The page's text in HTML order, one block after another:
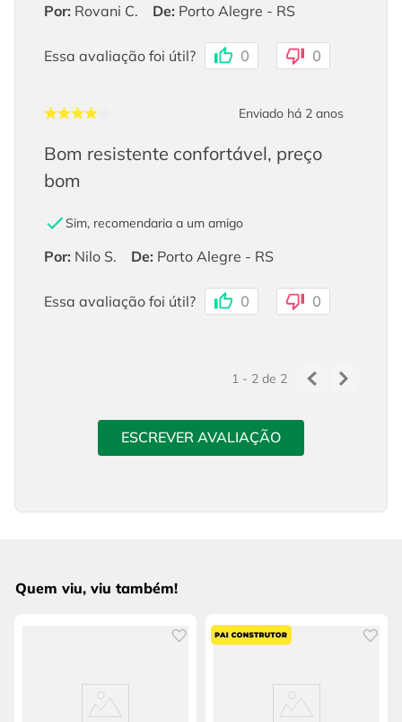
Por: Rovani C. De: Porto Alegre - RS
Essa avaliação foi útil? 0 0
Enviado há 2 anos
Bom resistente confortável, preço
bom
Sim, recomendaria a um amigo
Por: Nilo S. De: Porto Alegre - RS
Essa avaliação foi útil? 0 0
1 - 2de 2
ESCREVER AVALIAÇÃO
Quem viu, viu também!